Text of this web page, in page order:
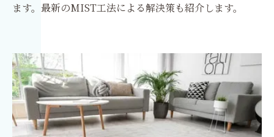
ます。最新のMIST工法による解決策も紹介します。